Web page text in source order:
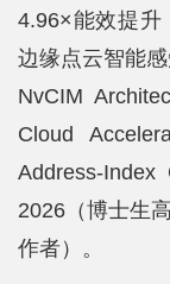
4.96×能效提升
边缘点云智能
NvCIM
Cloud
Address-
2026（博士生
作者）。